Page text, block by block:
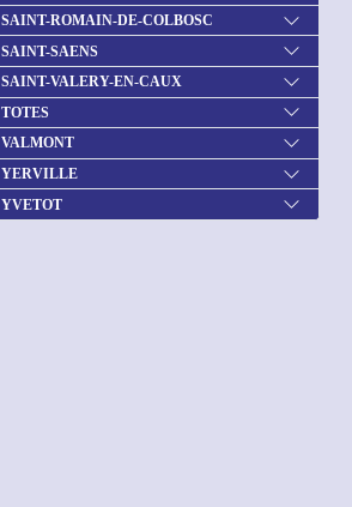
SAINT-ROMAIN-DE-COLBOSC
SAINT-SAENS
SAINT-VALERY-EN-CAUX
TOTES
VALMONT
YERVILLE
YVETOT